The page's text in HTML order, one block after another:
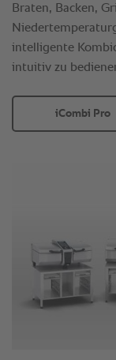
Braten, Backen,
intelligente
intuitiv zu
iCombi Pro